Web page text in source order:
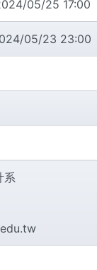
05/25 17:00
05/23 23:00
系